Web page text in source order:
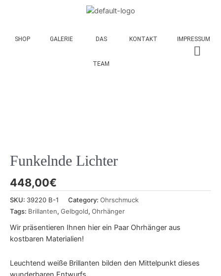
SHOP GALERIE DAS
TEAM
KONTAKT IMPRESSUM
Funkelnde Lichter
448,00€
SKU: 39220 B-1 Category: Ohrschmuck
Tags: Brillanten, Gelbgold, Ohrhänger
Wir präsentieren Ihnen hier ein Paar Ohrhänger aus
kostbaren Materialien!
Leuchtend weiße Brillanten bilden den Mittelpunkt dieses